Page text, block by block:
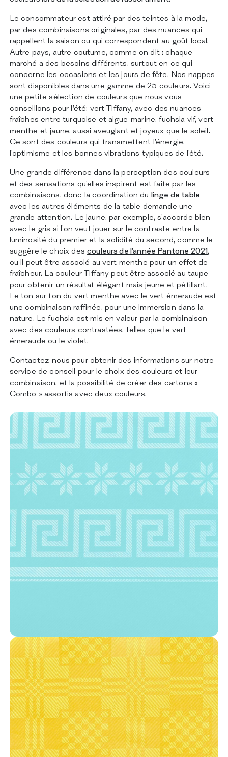
Le consommateur est attiré par des teintes à la mode,
par des combinaisons originales, par des nuances qui
rappellent la saison ou qui correspondent au goût local.
Autre pays, autre coutume, comme on dit : chaque
marché a des besoins différents, surtout en ce qui
concerne les occasions et les jours de fête. Nos nappes
sont disponibles dans une gamme de 25 couleurs. Voici
une petite sélection de couleurs que nous vous
conseillons pour l’été: vert Tiffany, avec des nuances
fraîches entre turquoise et aigue-marine, fuchsia vif, vert
menthe et jaune, aussi aveuglant et joyeux que le soleil.
Ce sont des couleurs qui transmettent l’énergie,
l’optimisme et les bonnes vibrations typiques de l’été.
Une grande différence dans la perception des couleurs
et des sensations qu’elles inspirent est faite par les
combinaisons, donc la coordination du linge de table
avec les autres éléments de la table demande une
grande attention. Le jaune, par exemple, s’accorde bien
avec le gris si l’on veut jouer sur le contraste entre la
luminosité du premier et la solidité du second, comme le
suggère le choix descouleurs de l’année Pantone 2021,
ou il peut être associé au vert menthe pour un effet de
fraîcheur. La couleur Tiffany peut être associé au taupe
pour obtenir un résultat élégant mais jeune et pétillant.
Le ton sur ton du vert menthe avec le vert émeraude est
une combinaison raffinée, pour une immersion dans la
nature. Le fuchsia est mis en valeur par la combinaison
avec des couleurs contrastées, telles que le vert
émeraude ou le violet.
Contactez-nous pour obtenir des informations sur notre
service de conseil pour le choix des couleurs et leur
combinaison, et la possibilité de créer des cartons «
Combo » assortis avec deux couleurs.